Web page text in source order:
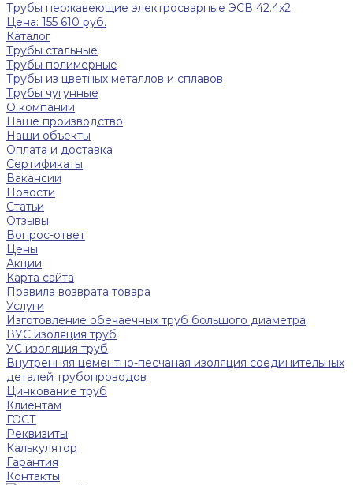
Трубы нержавеющие электросварные ЭСВ 42.4x2
Цена: 155 610 руб.
Каталог
Трубы стальные
Трубы полимерные
Трубы из цветных металлов и сплавов
Трубы чугунные
О компании
Наше производство
Наши объекты
Оплата и доставка
Сертификаты
Вакансии
Новости
Статьи
Отзывы
Вопрос-ответ
Цены
Акции
Карта сайта
Правила возврата товара
Услуги
Изготовление обечаечных труб большого диаметра
ВУС изоляция труб
УС изоляция труб
Внутренняя цементно-песчаная изоляция соединительных
деталей трубопроводов
Цинкование труб
Клиентам
ГОСТ
Реквизиты
Калькулятор
Гарантия
Контакты